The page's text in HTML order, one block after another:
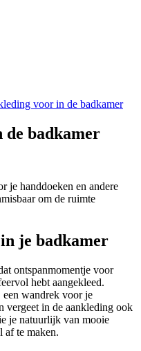
voor in de badkamer
de badkamer
je handdoeken en andere
om de ruimte
je badkamer
ontspanmomentje voor
hebt aangekleed.
wandrek voor je
vergeet in de aankleding ook
je natuurlijk van mooie
af te maken.